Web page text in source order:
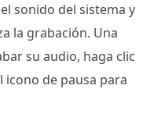
sonido del sistema y
la grabación. Una
su audio, haga clic
icono de pausa para